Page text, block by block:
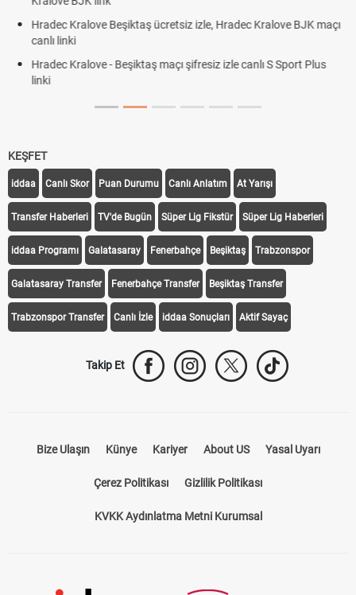
maçı
Plus
Röveşata Nedir? Röveşata Vuruşu Nasıl Yapılır?
Plonjon Nedir? Kalecilikte Plonjon Hareketi Nasıl Yapılır?
KEŞFET
iddaa Canlı Skor Puan Durumu Canlı Anlatım At Yarışı
Transfer Haberleri TV'de Bugün Süper Lig Fikstür Süper Lig Haberleri
iddaa Programı Galatasaray Fenerbahçe Beşiktaş Trabzonspor
Galatasaray Transfer Fenerbahçe Transfer Beşiktaş Transfer
Trabzonspor Transfer Canlı İzle iddaa Sonuçları Aktif Sayaç
Takip Et
Bize Ulaşın Künye Kariyer About US Yasal Uyarı
Çerez Politikası Gizlilik Politikası
KVKK Aydınlatma Metni Kurumsal